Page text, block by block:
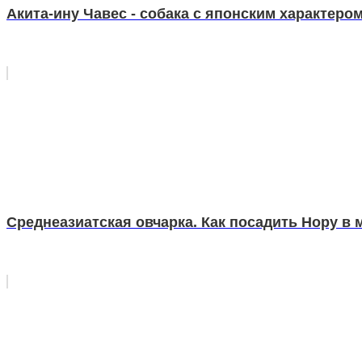
Акита-ину Чавес - собака с японским
Среднеазиатская овчарка. Как посадить Нору в